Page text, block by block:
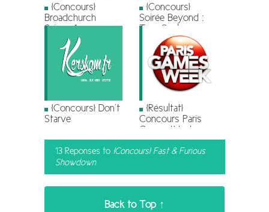
[Concours]
Broadchurch
Saison 1
[Concours]
Soirée Beyond :
Two Souls
[Concours] Don’t
Starve
[Résultat]
Concours Paris
Games Week
13 Reponses to [Concours] Fast & Furious
Showdown
Back to Top ↑